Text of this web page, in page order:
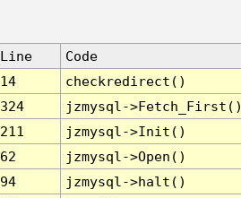
Line
Code
14
checkredirect()
324
jzmysql-
211
jzmysql->Init()
62
jzmysql->Open()
94
jzmysql->halt()